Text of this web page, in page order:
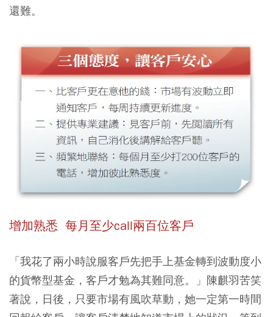
還難。
增加熟悉 每月至少call兩百位客戶
「我花了兩小時說服客戶先把手上基金轉到波動度小
的貨幣型基金，客戶才勉為其難同意。」陳麒羽苦笑
著說，日後，只要市場有風吹草動，她一定第一時間